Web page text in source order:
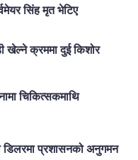
सिंह मृत भेटिए
खेल्ने क्रममा दुई किशोर
चिकित्सकमाथि
डिलरमा प्रशासनको अनुगमन